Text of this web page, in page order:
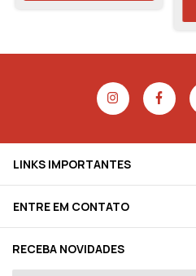
LINKS IMPORTANTES
ENTRE EM CONTATO
RECEBA NOVIDADES